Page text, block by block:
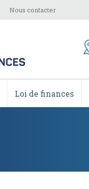
Nous contacter
Loi de finances